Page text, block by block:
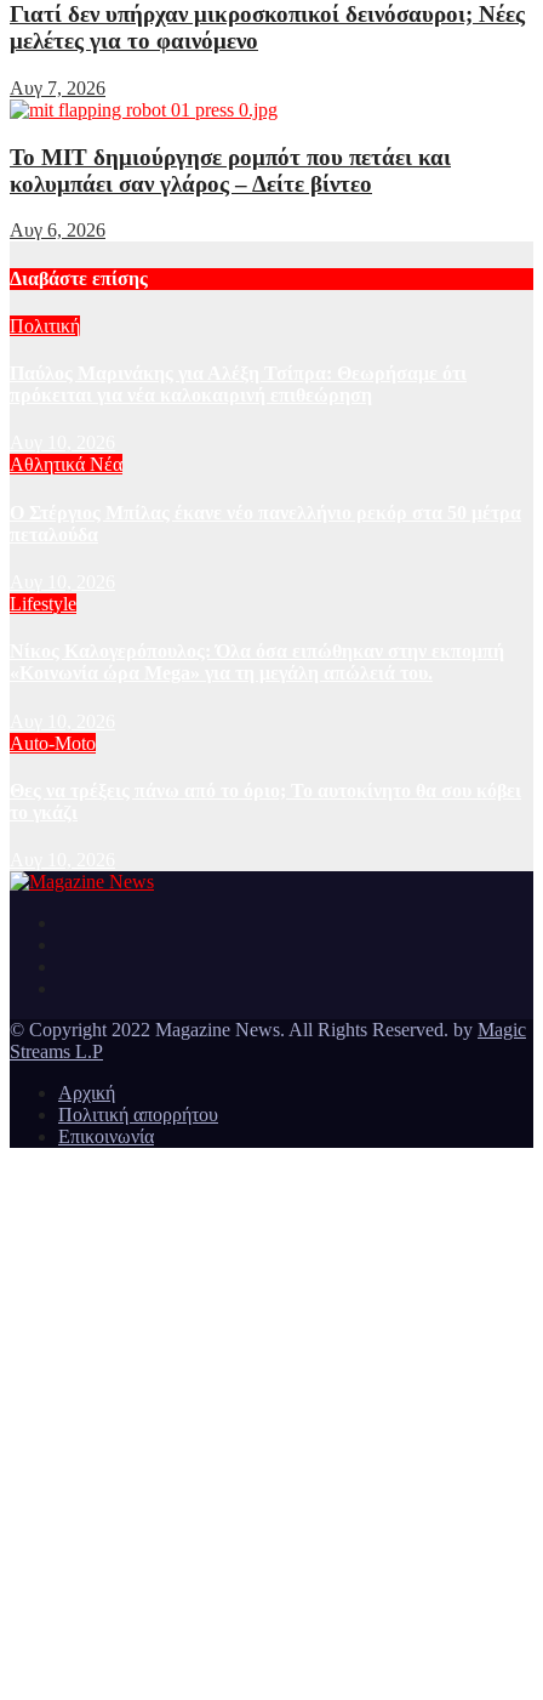
Γιατί δεν υπήρχαν μικροσκοπικοί δεινόσαυροι; Νέες
μελέτες για το φαινόμενο
Αυγ 7, 2026
Το MIT δημιούργησε ρομπότ που πετάει και
κολυμπάει σαν γλάρος – Δείτε βίντεο
Αυγ 6, 2026
Διαβάστε επίσης
Πολιτική
Αθλητικά Νέα
Lifestyle
Auto-Moto
© Copyright 2022 Magazine News. All Rights Reserved. by Magic
Streams L.P
Αρχική
Πολιτική απορρήτου
Επικοινωνία